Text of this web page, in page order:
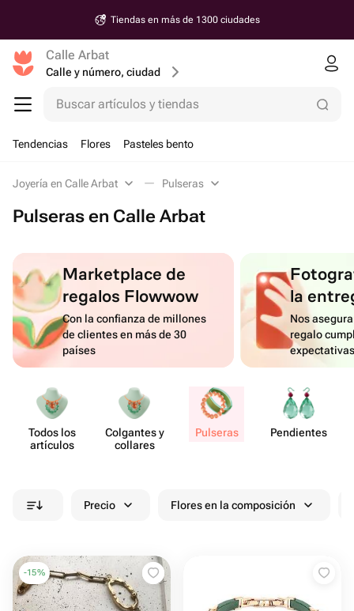
Tiendas en más de 1300 ciudades
Calle Arbat
Calle y número, ciudad
Buscar artículos y tiendas
Tendencias Flores Pasteles bento
Joyería en Calle Arbat Pulseras
Pulseras en Calle Arbat
Marketplace de
regalos Flowwow
Con la confianza de millones
de clientes en más de 30
países
la
Nos
regalo
Todos los
artículos
Colgantes y
collares
Pulseras Pend​ientes
Precio Flores en la composición
-15%